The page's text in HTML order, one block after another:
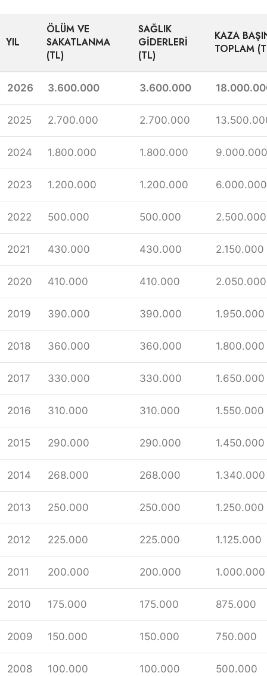
YIL
ÖLÜM VE
SAKATLANMA
(TL)
SAĞLIK
GIDERLERI
(TL)
KAZA
TOPLAM
2026 3.600.000 3.600.000
2025 2.700.000 2.700.000
2024 1.800.000 1.800.000 9.000.000
2023 1.200.000 1.200.000 6.000.000
2022 500.000 500.000 2.500.000
2021 430.000 430.000 2.150.000
2020 410.000 410.000 2.050.000
2019 390.000 390.000 1.950.000
2018 360.000 360.000 1.800.000
2017 330.000 330.000 1.650.000
2016 310.000 310.000 1.550.000
2015 290.000 290.000 1.450.000
2014 268.000 268.000 1.340.000
2013 250.000 250.000 1.250.000
2012 225.000 225.000 1.125.000
2011 200.000 200.000 1.000.000
2010 175.000 175.000 875.000
2009 150.000 150.000 750.000
2008 100.000 100.000 500.000